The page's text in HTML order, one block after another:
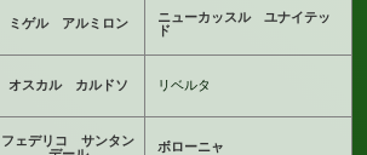
ミゲル アルミロン
ニューカッスル ユナイテッ
ド
オスカル カルドソ リベルタ
フェデリコ サンタン
ボローニャ